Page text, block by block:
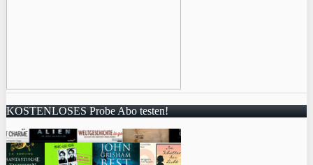
KOSTENLOSES Probe Abo testen!